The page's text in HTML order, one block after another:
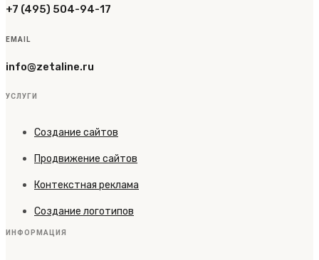
+7 (495) 504-94-17
EMAIL
info@zetaline.ru
УСЛУГИ
Создание сайтов
Продвижение сайтов
Контекстная реклама
Создание логотипов
ИНФОРМАЦИЯ